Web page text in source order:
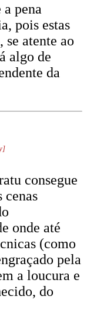
pena
pois estas
se atente ao
algo de
da
consegue
cenas
onde até
(como
pela
a loucura e
do